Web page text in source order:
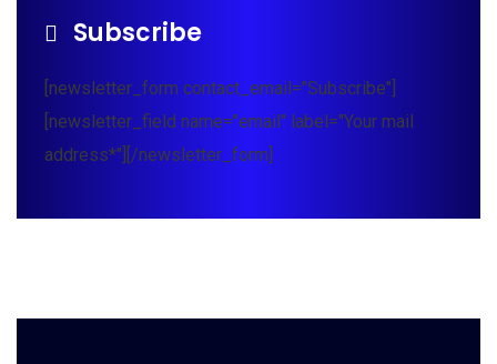
Subscribe
[newsletter_form contact_email="Subscribe"]
[newsletter_field name="email" label="Your mail
address*"][/newsletter_form]